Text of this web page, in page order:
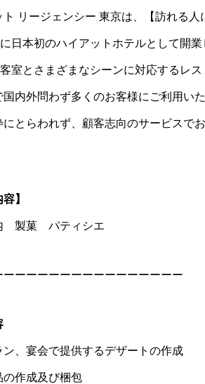
ト リージェンシー 東京は、【訪れる
日本初のハイアットホテルとして開業
室とさまざまなシーンに対応するレ
国内外問わず多くのお客様にご利用い
にとらわれず、顧客志向のサービスで
】
製菓 パティシエ
ーーーーーーーーーーーーーーーー
ン、宴会で提供するデザートの作成
の作成及び梱包